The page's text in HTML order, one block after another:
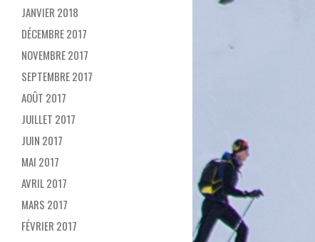
JANVIER 2018
DÉCEMBRE 2017
NOVEMBRE 2017
SEPTEMBRE 2017
AOÛT 2017
JUILLET 2017
JUIN 2017
MAI 2017
AVRIL 2017
MARS 2017
FÉVRIER 2017